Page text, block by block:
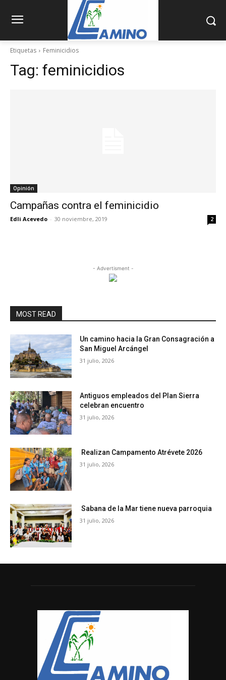
Etiquetas Feminicidios
Tag: feminicidios
Opinión
Campañas contra el feminicidio
Edli Acevedo - 30 noviembre, 2019 2
- Advertisment -
MOST READ
Un camino hacia la Gran Consagración a
San Miguel Arcángel
31 julio, 2026
Antiguos empleados del Plan Sierra
celebran encuentro
31 julio, 2026
Realizan Campamento Atrévete 2026
31 julio, 2026
Sabana de la Mar tiene nueva parroquia
31 julio, 2026